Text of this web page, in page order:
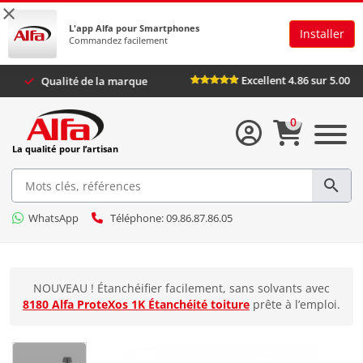
×
L'app Alfa pour Smartphones
Commandez facilement
Installer
Qualité de la marque Excellent 4.86
La qualité pour l’artisan
WhatsApp Téléphone: 09.86.87.86.05
0
NOUVEAU ! Étanchéifier facilement, sans solvants avec
8180 Alfa ProteXos 1K Étanchéité toiture prête à l’emploi.